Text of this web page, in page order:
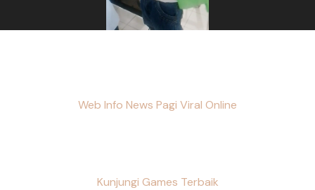
Web Info News Pagi Viral Online
Kunjungi Games Terbaik